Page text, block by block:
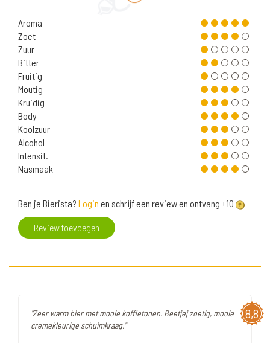
Aroma
Zoet
Zuur
Bitter
Fruitig
Moutig
Kruidig
Body
Koolzuur
Alcohol
Intensit.
Nasmaak
Ben je Bierista? Login en schrijf een review en ontvang +10
Review toevoegen
8,8
"Zeer warm bier met mooie koffietonen. Beetjej zoetig, mooie
cremekleurige schuimkraag."